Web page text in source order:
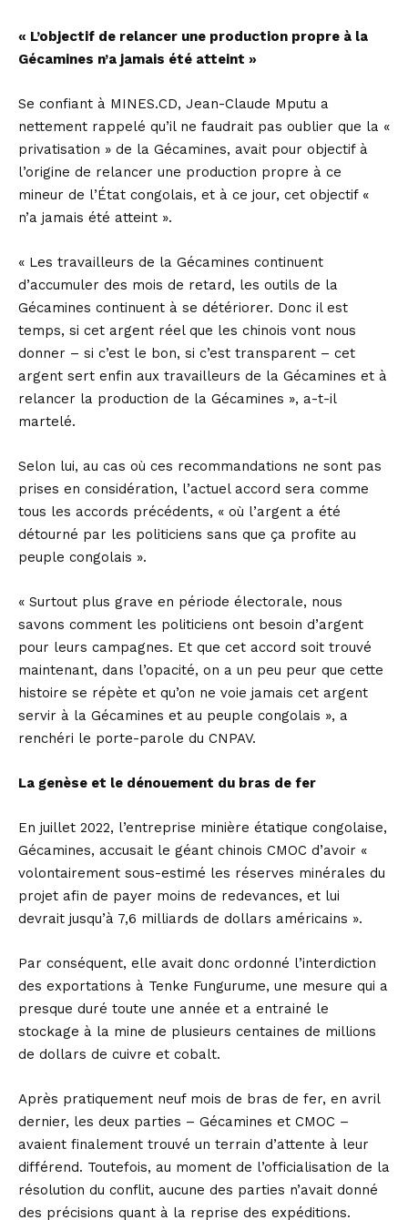
« L’objectif de relancer une production propre à la
Gécamines n’a jamais été atteint »
Se confiant à MINES.CD, Jean-Claude Mputu a
nettement rappelé qu’il ne faudrait pas oublier que la «
privatisation » de la Gécamines, avait pour objectif à
l’origine de relancer une production propre à ce
mineur de l’État congolais, et à ce jour, cet objectif «
n’a jamais été atteint ».
« Les travailleurs de la Gécamines continuent
d’accumuler des mois de retard, les outils de la
Gécamines continuent à se détériorer. Donc il est
temps, si cet argent réel que les chinois vont nous
donner – si c’est le bon, si c’est transparent – cet
argent sert enfin aux travailleurs de la Gécamines et à
relancer la production de la Gécamines », a-t-il
martelé.
Selon lui, au cas où ces recommandations ne sont pas
prises en considération, l’actuel accord sera comme
tous les accords précédents, « où l’argent a été
détourné par les politiciens sans que ça profite au
peuple congolais ».
« Surtout plus grave en période électorale, nous
savons comment les politiciens ont besoin d’argent
pour leurs campagnes. Et que cet accord soit trouvé
maintenant, dans l’opacité, on a un peu peur que cette
histoire se répète et qu’on ne voie jamais cet argent
servir à la Gécamines et au peuple congolais », a
renchéri le porte-parole du CNPAV.
La genèse et le dénouement du bras de fer
En juillet 2022, l’entreprise minière étatique congolaise,
Gécamines, accusait le géant chinois CMOC d’avoir «
volontairement sous-estimé les réserves minérales du
projet afin de payer moins de redevances, et lui
devrait jusqu’à 7,6 milliards de dollars américains ».
Par conséquent, elle avait donc ordonné l’interdiction
des exportations à Tenke Fungurume, une mesure qui a
presque duré toute une année et a entrainé le
stockage à la mine de plusieurs centaines de millions
de dollars de cuivre et cobalt.
Après pratiquement neuf mois de bras de fer, en avril
dernier, les deux parties – Gécamines et CMOC –
avaient finalement trouvé un terrain d’attente à leur
différend. Toutefois, au moment de l’officialisation de la
résolution du conflit, aucune des parties n’avait donné
des précisions quant à la reprise des expéditions.